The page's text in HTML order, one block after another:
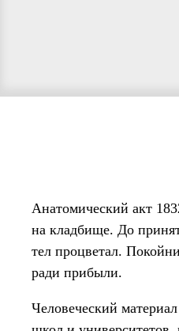
Анатомический акт
на кладбище. До
тел процветал.
ради прибыли.
Человеческий